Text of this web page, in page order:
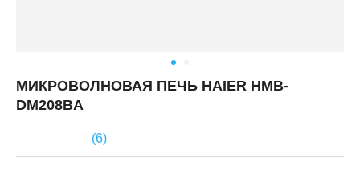
МИКРОВОЛНОВАЯ ПЕЧЬ HAIER HMB-
DM208BA
(6)